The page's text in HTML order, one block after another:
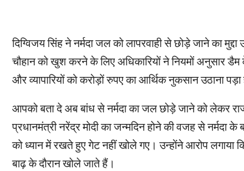
दिग्विजय सिंह ने नर्मदा जल को लापरवाही से छोड़े जाने का
चौहान को खुश करने के लिए अधिकारियों ने नियमों अनुसार
और व्यापारियों को करोड़ों रुपए का आर्थिक नुकसान उठाना
आपको बता दे अब बांध से नर्मदा का जल छोड़े जाने को लेकर
प्रधानमंत्री नरेंद्र मोदी का जन्मदिन होने की वजह से नर्मदा
को ध्यान में रखते हुए गेट नहीं खोले गए। उन्होंने आरोप लगाया
बाढ़ के दौरान खोले जाते हैं।